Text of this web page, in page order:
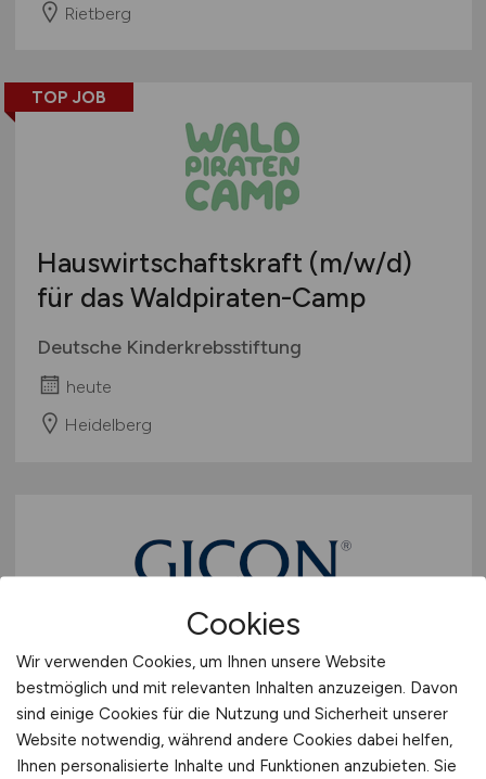
Rietberg
TOP JOB
Hauswirtschaftskraft (m/w/d)
für das Waldpiraten-Camp
Deutsche Kinderkrebsstiftung
heute
Heidelberg
Volljurist(m/w/d)
GICON Großmann Ingenieur Consult GmbH
heute
Cookies
Wir verwenden Cookies, um Ihnen unsere Website
bestmöglich und mit relevanten Inhalten anzuzeigen. Davon
sind einige Cookies für die Nutzung und Sicherheit unserer
Website notwendig, während andere Cookies dabei helfen,
Ihnen personalisierte Inhalte und Funktionen anzubieten. Sie